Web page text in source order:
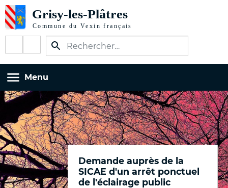
au
contenu
principal
RÉSEAUX
SOCIAUX
Menu
Demande auprès de la
SICAE d'un arrêt ponctuel
de l'éclairage public
TOUTES LES GALERIES